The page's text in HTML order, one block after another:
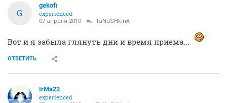
G
gekofi
experienced
07 апреля 2010 TaNuSHkInA
Вот и я забыла глянуть дни и время приема...
ОТВЕТИТЬ
IrMa22
experienced